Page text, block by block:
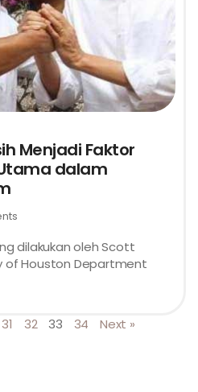
Menjadi Faktor
dalam
dilakukan oleh Scott
of Houston Department
31 32 33 34 Next »